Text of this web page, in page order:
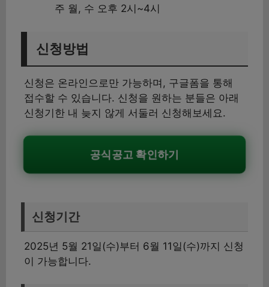
주 월, 수 오후 2시~4시
신청방법
신청은 온라인으로만 가능하며, 구글폼을 통해
접수할 수 있습니다. 신청을 원하는 분들은 아래
신청기한 내 늦지 않게 서둘러 신청해보세요.
공식공고 확인하기
신청기간
2025년 5월 21일(수)부터 6월 11일(수)까지 신청
이 가능합니다.